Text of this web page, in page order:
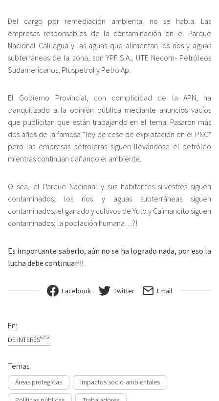
Del cargo por remediación ambiental no se habla. Las
empresas responsables de la contaminación en el Parque
Nacional Calilegua y las aguas que alimentan los ríos y aguas
subterráneas de la zona, son YPF S.A., UTE Necom- Petróleos
Sudamericanos, Pluspetrol y Petro Ap.
El Gobierno Provincial, con complicidad de la APN, ha
tranquilizado a la opinión pública mediante anuncios vacíos
que publicitan que están trabajando en el tema. Pasaron más
dos años de la famosa “ley de cese de explotación en el PNC”
pero las empresas petroleras siguen llevándose el petróleo
mientras continúan dañando el ambiente.
O sea, el Parque Nacional y sus habitantes silvestres siguen
contaminados; los ríos y aguas subterráneas siguen
contaminados, el ganado y cultivos de Yuto y Caimancito siguen
contaminados; la población humana…?!
Es importante saberlo, aún no se ha logrado nada, por eso la
lucha debe continuar!!!
Facebook Twitter Email
En:
DE INTERÉS6753
Temas
Áreas protegidas Impactos socio-ambientales